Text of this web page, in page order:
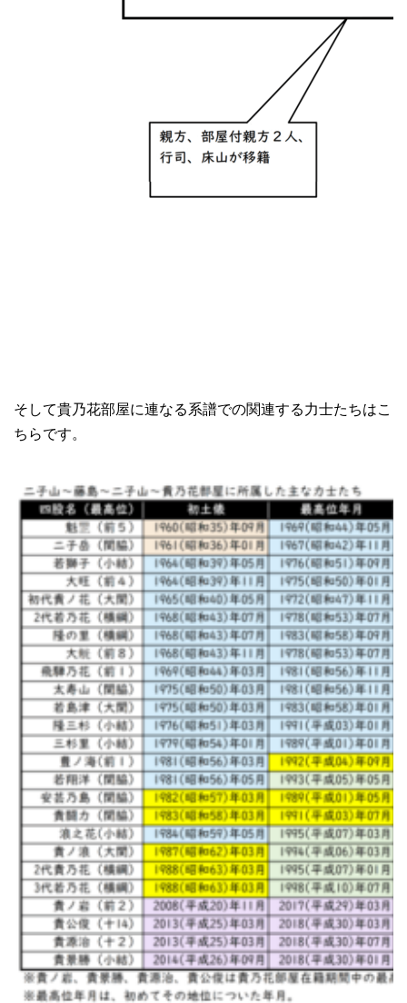
そして貴乃花部屋に連なる系譜での関連する力士たちはこ
ちらです。